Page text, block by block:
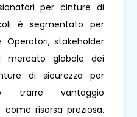
per cinture di
è segmentato per
Operatori, stakeholder
globale dei
di sicurezza per
trarre vantaggio
risorsa preziosa.